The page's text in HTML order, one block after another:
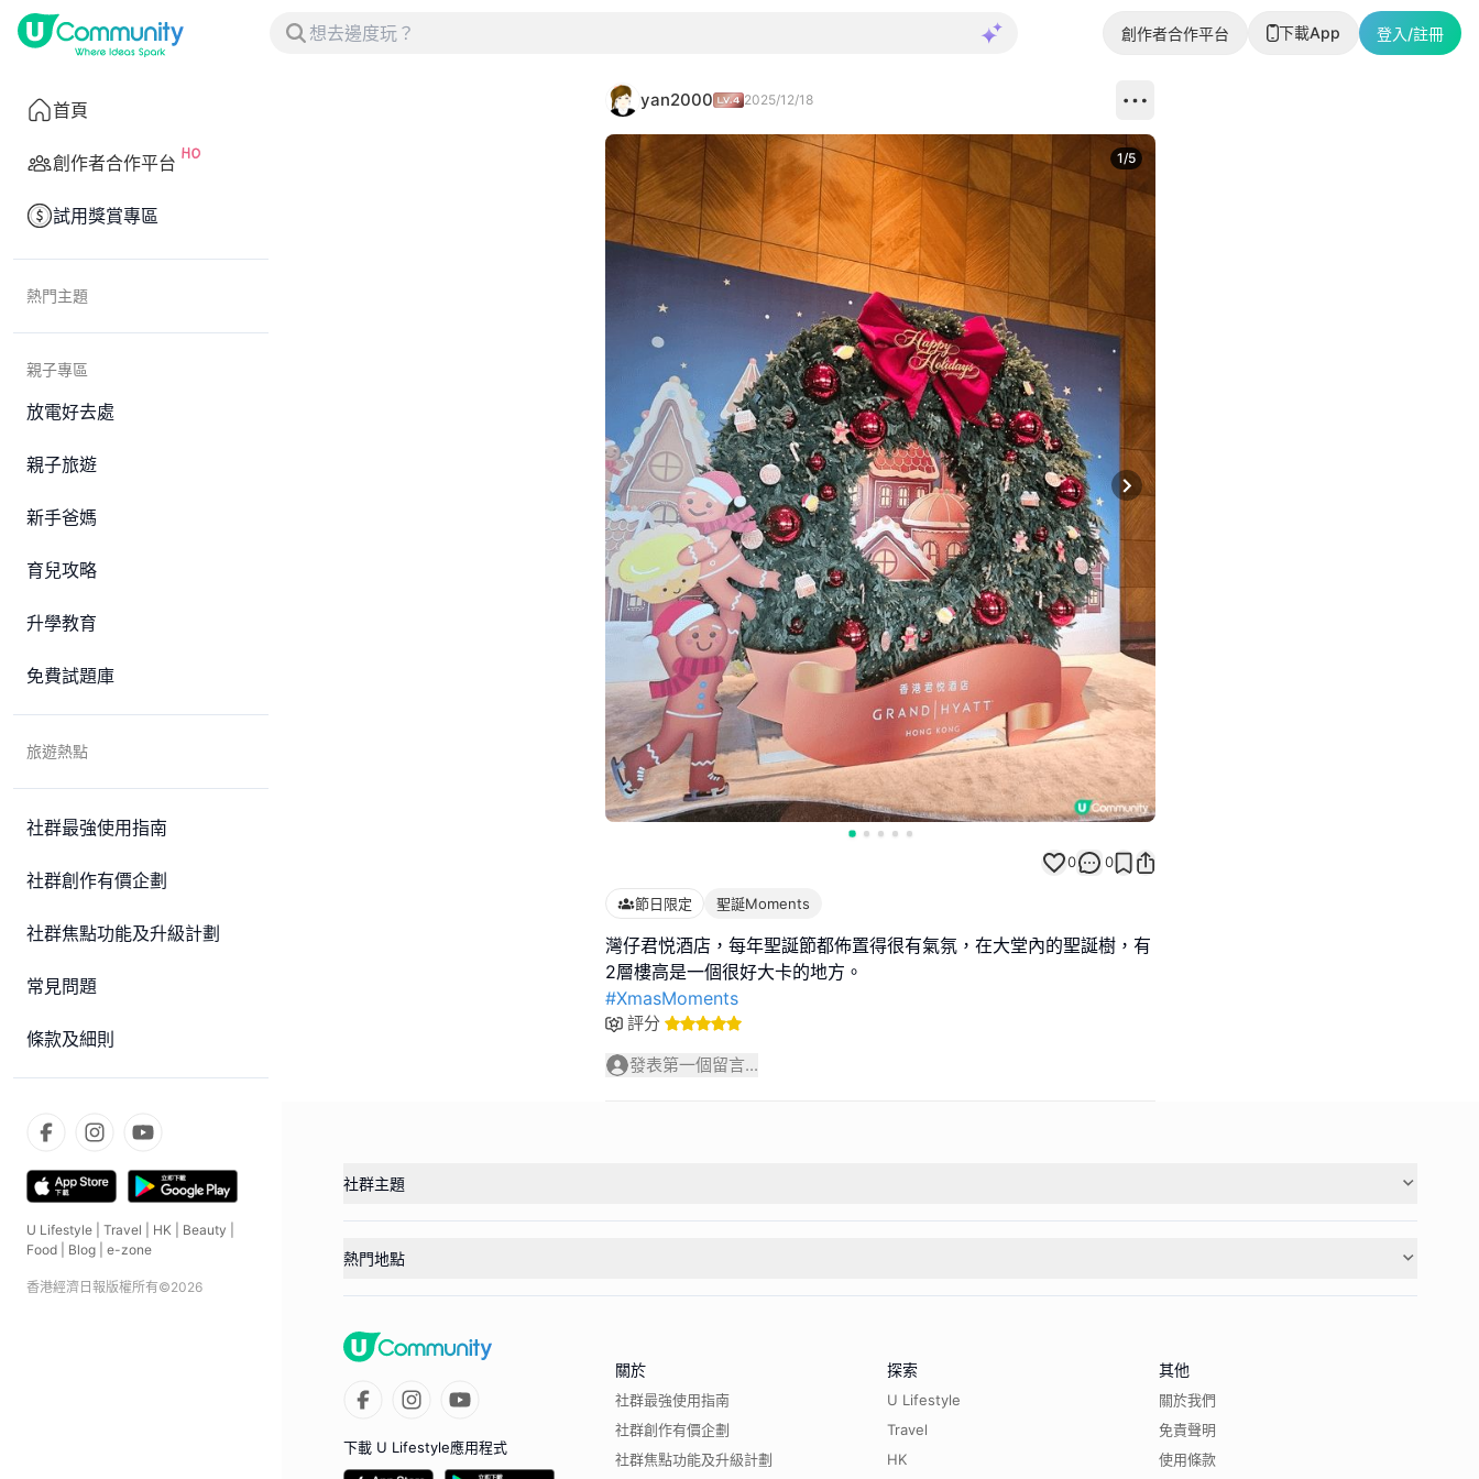
創作者合作平台 下載App 登入/註冊
首頁
創作者合作平台
試用獎賞專區
熱門主題
親子專區
放電好去處
親子旅遊
新手爸媽
育兒攻略
升學教育
免費試題庫
旅遊熱點
社群最強使用指南
社群創作有價企劃
社群焦點功能及升級計劃
常見問題
條款及細則
U Lifestyle Travel HK Beauty
Food
Blog e-zone
香港經濟日報版權所有©2026
yan2000 2025/12/18
Next slide
1/5
0 0
節日限定 聖誕Moments
灣仔君悦酒店，每年聖誕節都佈置得很有氣氛，在大堂內的聖誕樹，有
#XmasMoments
評分
發表第一個留言...
社群主題
熱門地點
下載 U Lifestyle應用程式
關於
社群最強使用指南
社群創作有價企劃
社群焦點功能及升級計劃
探索
U Lifestyle
Travel
HK
其他
關於我們
免責聲明
使用條款